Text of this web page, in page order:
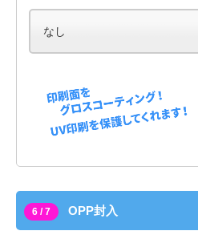
6 / 7 OPP封入